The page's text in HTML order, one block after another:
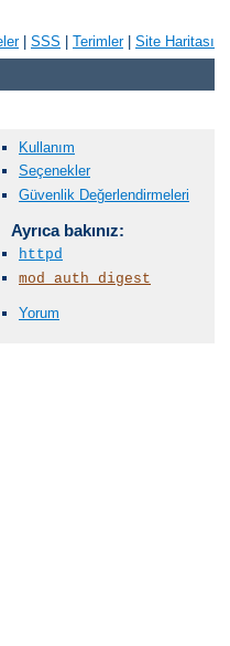
| SSS Terimler| Site Haritası
Kullanım
Seçenekler
Güvenlik Değerlendirmeleri
Ayrıca bakınız:
httpd
mod_auth_digest
Yorum